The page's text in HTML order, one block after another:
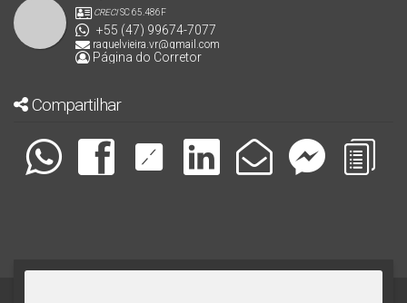
CRECISC 65.486F
+55 (47) 99674-7077
raquelvieira.vr@gmail.com
Página do Corretor
Compartilhar